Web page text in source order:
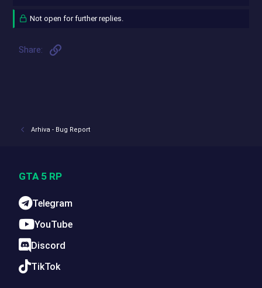
Not open for further replies.
Share:
Arhiva - Bug Report
GTA 5 RP
Telegram
YouTube
Discord
TikTok